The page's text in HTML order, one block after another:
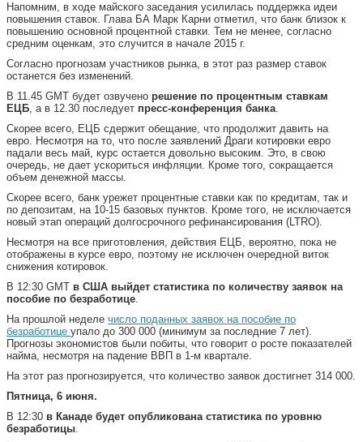
Напомним, в ходе майского заседания усилилась поддержка идеи
повышения ставок. Глава БА Марк Карни отметил, что банк близок к
повышению основной процентной ставки. Тем не менее, согласно
средним оценкам, это случится в начале 2015 г.
Согласно прогнозам участников рынка, в этот раз размер ставок
останется без изменений.
В 11.45 GMT будет озвучено решение по процентным ставкам
ЕЦБ, а в 12.30 последует пресс-конференция банка.
Скорее всего, ЕЦБ сдержит обещание, что продолжит давить на
евро. Несмотря на то, что после заявлений Драги котировки евро
падали весь май, курс остается довольно высоким. Это, в свою
очередь, не дает ускориться инфляции. Кроме того, сокращается
объем денежной массы.
Скорее всего, банк урежет процентные ставки как по кредитам, так и
по депозитам, на 10-15 базовых пунктов. Кроме того, не исключается
новый этап операций долгосрочного рефинансирования (LTRO).
Несмотря на все приготовления, действия ЕЦБ, вероятно, пока не
отображены в курсе евро, поэтому не исключен очередной виток
снижения котировок.
В 12:30 GMT в США выйдет статистика по количеству заявок на
пособие по безработице.
На прошлой неделе число поданных заявок на пособие по
безработице упало до 300 000 (минимум за последние 7 лет).
Прогнозы экономистов были побиты, что говорит о росте показателей
найма, несмотря на падение ВВП в 1-м квартале.
На этот раз прогнозируется, что количество заявок достигнет 314 000.
Пятница, 6 июня.
В 12:30 в Канаде будет опубликована статистика по уровню
безработицы.